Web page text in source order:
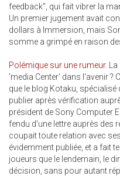
feedback", qui fait vibrer la
Un premier jugement avait
dollars à Immersion, mais
somme a grimpé en raison
Polémique sur une rumeur.
'media Center' dans l'avenir
que le blog Kotaku, spécialisé
publier après vérification
président de Sony Computer
fendu d'une lettre auprès des
coupait toute relation avec
évidemment publiée, et a fait
joueurs que le lendemain, le
décision, sans pour autant